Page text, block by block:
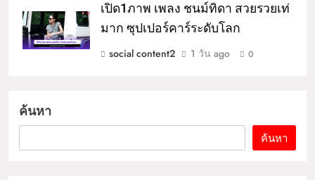
เปิด1ภาพ เพลง ชนม์ทิดา สวยรวยเท่
มาก ซุปเปอร์คาร์ระดับโลก
social content2
1 วัน ago 0
ค้นหา
ค้นหา